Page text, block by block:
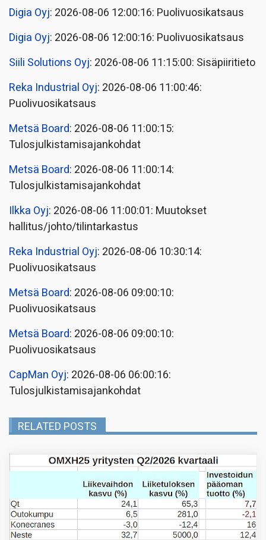
Digia Oyj: 2026-08-06 12:00:16: Puolivuosikatsaus
Digia Oyj: 2026-08-06 12:00:16: Puolivuosikatsaus
Siili Solutions Oyj: 2026-08-06 11:15:00: Sisäpiiritieto
Reka Industrial Oyj: 2026-08-06 11:00:46:
Puolivuosikatsaus
Metsä Board: 2026-08-06 11:00:15:
Tulosjulkistamisajankohdat
Metsä Board: 2026-08-06 11:00:14:
Tulosjulkistamisajankohdat
Ilkka Oyj: 2026-08-06 11:00:01: Muutokset
hallitus/johto/tilintarkastus
Reka Industrial Oyj: 2026-08-06 10:30:14:
Puolivuosikatsaus
Metsä Board: 2026-08-06 09:00:10:
Puolivuosikatsaus
Metsä Board: 2026-08-06 09:00:10:
Puolivuosikatsaus
CapMan Oyj: 2026-08-06 06:00:16:
Tulosjulkistamisajankohdat
RELATED POSTS